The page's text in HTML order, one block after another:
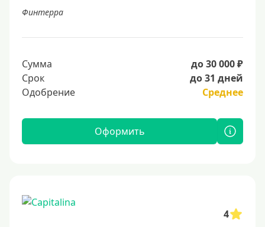
Финтерра
Сумма
до 30 000 ₽
Срок
до 31 дней
Одобрение
Среднее
Оформить
4